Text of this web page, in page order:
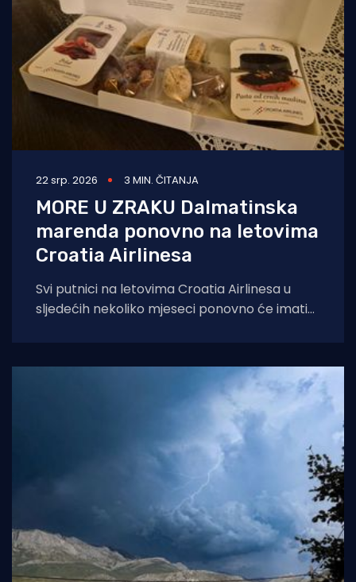
22 srp. 2026 3 MIN. ČITANJA
MORE U ZRAKU Dalmatinska
marenda ponovno na letovima
Croatia Airlinesa
Svi putnici na letovima Croatia Airlinesa u
sljedećih nekoliko mjeseci ponovno će imati